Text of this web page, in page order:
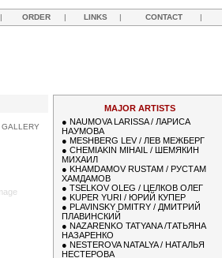
| ORDER | LINKS | CONTACT |
GALLERY
MAJOR ARTISTS
● NAUMOVA LARISSA / ЛАРИСА
НАУМОВА
● MESHBERG LEV / ЛЕВ МЕЖБЕРГ
● CHEMIAKIN MIHAIL / ШЕМЯКИН
МИХАИЛ
● KHAMDAMOV RUSTAM / РУСТАМ
ХАМДАМОВ
● TSELKOV OLEG / ЦЕЛКОВ ОЛЕГ
● KUPER YURI / ЮРИЙ КУПЕР
● PLAVINSKY DMITRY / ДМИТРИЙ
ПЛАВИНСКИЙ
● NAZARENKO TATYANA /ТАТЬЯНА
НАЗАРЕНКО
● NESTEROVA NATALYA / НАТАЛЬЯ
НЕСТЕРОВА